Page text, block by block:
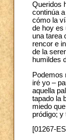
Queridos
continúa
cómo la
de hoy es
una tarea
rencor e
de la
humildes
Podemos
iré yo –
aquella
tapado la
miedo
pródigo;
[01267-